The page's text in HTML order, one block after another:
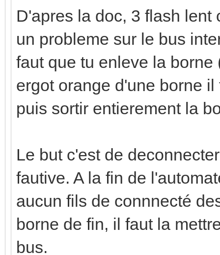
D'apres la doc, 3 flash
un probleme sur le bus
faut que tu enleve la
ergot orange d'une borne
puis sortir entierement la
Le but c'est de
fautive. A la fin de
aucun fils de connnecté
borne de fin, il faut la
bus.